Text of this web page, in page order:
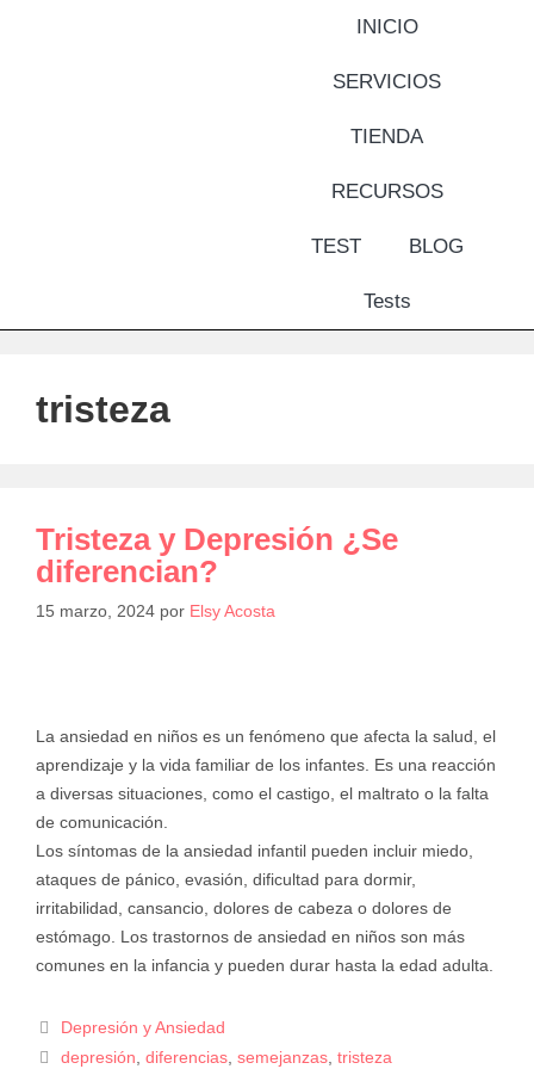
INICIO
SERVICIOS
TIENDA
RECURSOS
TEST BLOG
Tests
tristeza
Tristeza y Depresión ¿Se
diferencian?
15 marzo, 2024 por Elsy Acosta
La ansiedad en niños es un fenómeno que afecta la salud, el
aprendizaje y la vida familiar de los infantes. Es una reacción
a diversas situaciones, como el castigo, el maltrato o la falta
de comunicación.
Los síntomas de la ansiedad infantil pueden incluir miedo,
ataques de pánico, evasión, dificultad para dormir,
irritabilidad, cansancio, dolores de cabeza o dolores de
estómago. Los trastornos de ansiedad en niños son más
comunes en la infancia y pueden durar hasta la edad adulta.
Depresión y Ansiedad
depresión ,diferencias ,semejanzas ,tristeza